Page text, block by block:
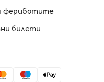
фериботите
билети